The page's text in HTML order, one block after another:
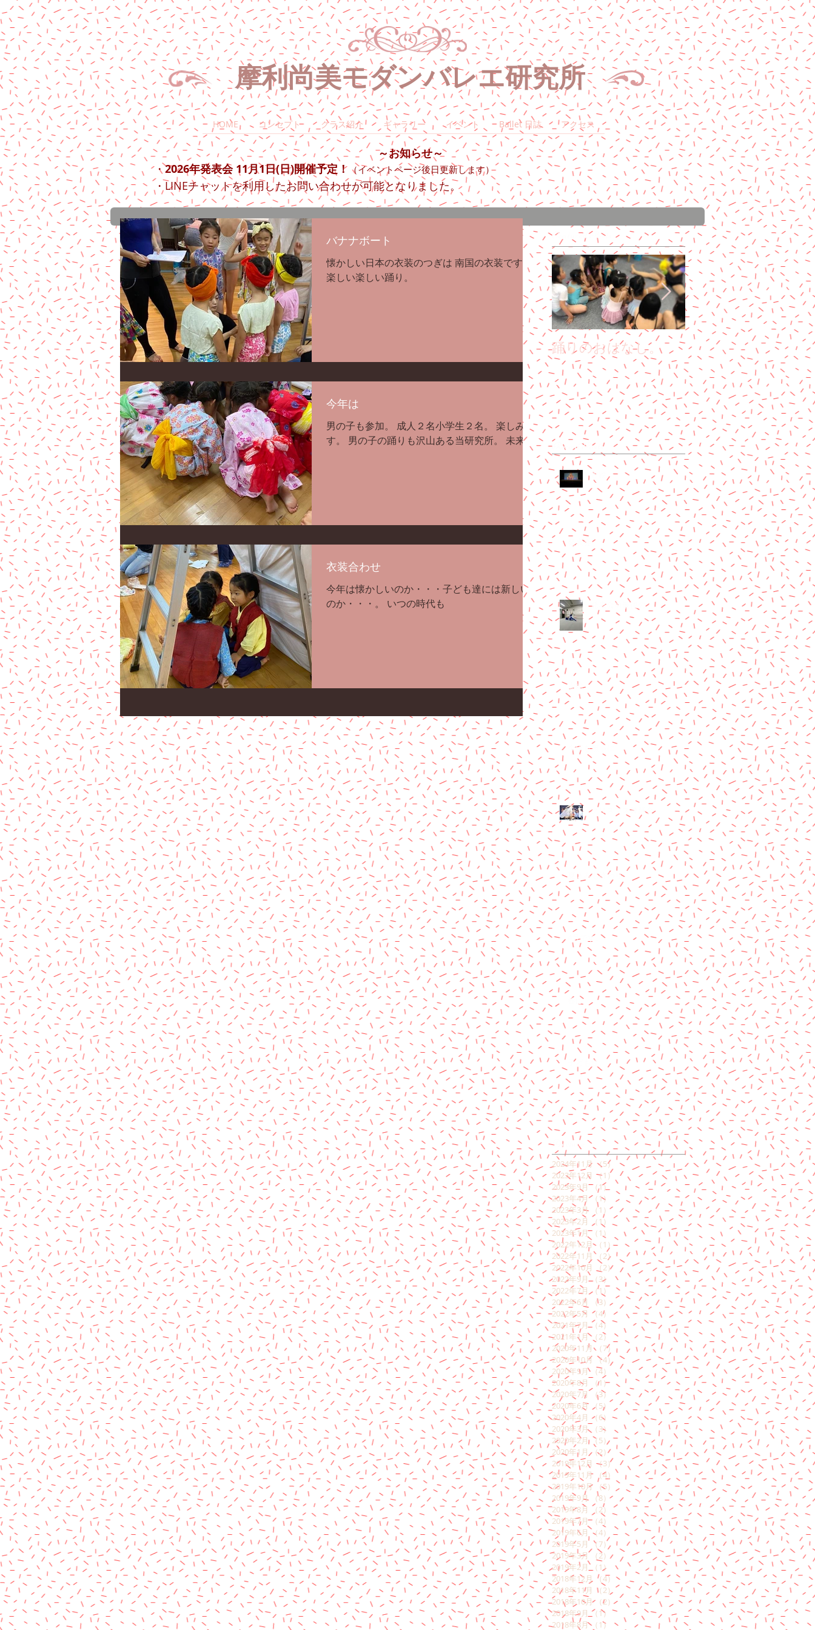
​ 摩利尚美モダンバレエ研究所
HOME コンセプト クラス紹介 ギャラリー イベント Ballet 日誌 アクセス
～お知らせ～
・2026年発表会 11月1日(日)開催予定！ （イベントページ後日更新します）
・ LINEチャットを利用したお問い合わせが可能となりました。​​
バナナボート
懐かしい日本の衣装のつぎは 南国の衣装です。
楽しい楽しい踊り。
今年は
男の子も参加。 成人２名小学生２名。 楽しみで
す。 男の子の踊りも沢山ある当研究所。 未来の
衣装合わせ
今年は懐かしいのか・・・子ども達には新しい
のか・・・。 いつの時代も
Featured Posts
踊りのおはなし。 子どもも大人も
Recent Posts
壺絵
発表会
発表会前最後の
壺絵
今年も無事に
クリスマス舞踊会
夏休みも終わり。
4月です。
春は
子ども達。
Archive
2024年11月 （5） 5件の記事
2023年12月 （1）
1件の記事
2023年9月（1） 1件の記事
2023年4月 （1）
1件の記事
2023年3月
（1）1件の記事
2023年2月 （1） 1件の記事
2023年1月（1）
1件の記事
2022年12月（1）1件の記事
2022年11月 （2） 2件の記事
2022年10月
（2）
2件の記事
2022年9月（3）
3件の記事
2022年7月 （1） 1件の記事
2022年6月
（3）3件の記事
2022年5月 （4）
4件の記事
2021年7月（4） 4件の記事
2021年1月（2）
2件の記事
2020年11月 （7） 7件の記事
2020年10月 （4） 4件の記事
2020年9月
（4）
4件の記事
2020年8月
（1） 1件の記事
2020年7月
（3）
3件の記事
2020年6月 （5） 5件の記事
2020年4月 （6） 6件の記事
2020年3月（3）
3件の記事
2020年2月 （5） 5件の記事
2020年1月 （2）2件の記事
2019年12月 （3）
3件の記事
2019年11月
（4） 4件の記事
2019年10月
（5）
5件の記事
2019年9月
（8）8件の記事
2019年8月 （2）
2件の記事
2019年7月（4）
4件の記事
2019年6月 （4）
4件の記事
2019年5月 （7）7件の記事
2019年3月
（2）2件の記事
2019年2月
（1）
1件の記事
2018年12月 （4） 4件の記事
2018年11月 （2） 2件の記事
2018年10月（2）2件の記事
2018年9月 （1） 1件の記事
2018年8月（1） 1件の記事